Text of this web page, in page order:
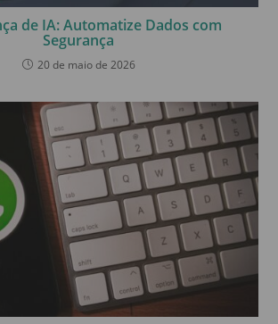
de IA: Automatize Dados com
Segurança
20 de maio de 2026